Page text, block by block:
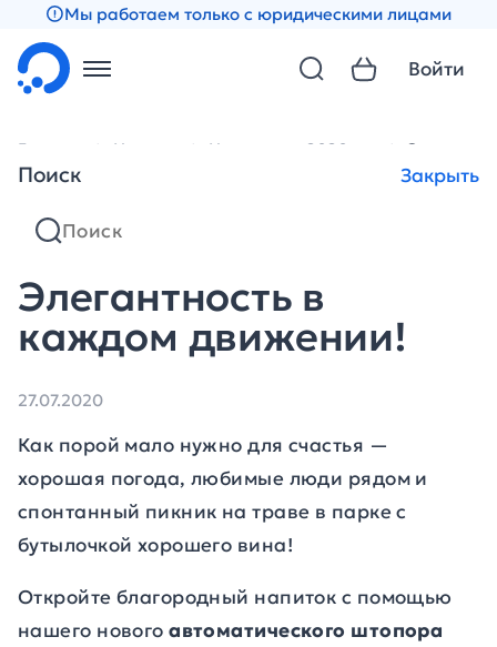
Мы работаем только с юридическими лицами
Поиск Закрыть
Войти
Главная Новости Новости за 2020 год
Элегантность в
каждом движении!
27.07.2020
Как порой мало нужно для счастья —
хорошая погода, любимые люди рядом и
спонтанный пикник на траве в парке с
бутылочкой хорошего вина!
Откройте благородный напиток с помощью
нашего новогоавтоматического штопора